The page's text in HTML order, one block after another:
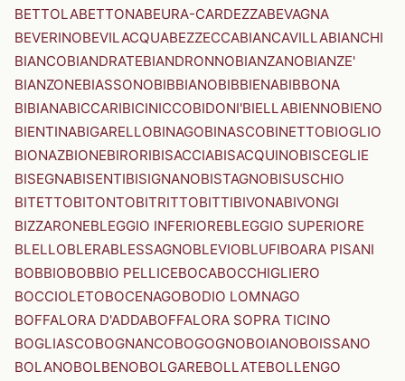
BETTOLABETTONABEURA-CARDEZZABEVAGNA
BEVERINOBEVILACQUABEZZECCABIANCAVILLABIANCHI
BIANCOBIANDRATEBIANDRONNOBIANZANOBIANZE'
BIANZONEBIASSONOBIBBIANOBIBBIENABIBBONA
BIBIANABICCARIBICINICCOBIDONI'BIELLABIENNOBIENO
BIENTINABIGARELLOBINAGOBINASCOBINETTOBIOGLIO
BIONAZBIONEBIRORIBISACCIABISACQUINOBISCEGLIE
BISEGNABISENTIBISIGNANOBISTAGNOBISUSCHIO
BITETTOBITONTOBITRITTOBITTIBIVONABIVONGI
BIZZARONEBLEGGIO INFERIOREBLEGGIO SUPERIORE
BLELLOBLERABLESSAGNOBLEVIOBLUFIBOARA PISANI
BOBBIOBOBBIO PELLICEBOCABOCCHIGLIERO
BOCCIOLETOBOCENAGOBODIO LOMNAGO
BOFFALORA D'ADDABOFFALORA SOPRA TICINO
BOGLIASCOBOGNANCOBOGOGNOBOIANOBOISSANO
BOLANOBOLBENOBOLGAREBOLLATEBOLLENGO